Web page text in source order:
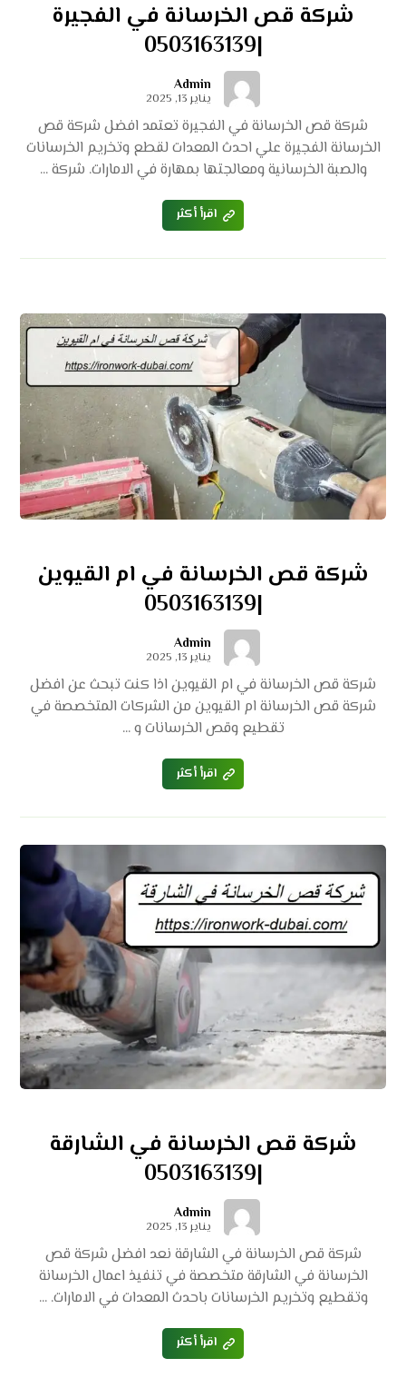
شركة قص الخرسانة في الفجيرة
|0503163139
Admin
يناير 13, 2025
شركة قص الخرسانة في الفجيرة تعتمد افضل شركة قص
الخرسانة الفجيرة علي احدث المعدات لقطع وتخريم الخرسانات
والصبة الخرسانية ومعالجتها بمهارة في الامارات. شركة ...
اقرأ أكثر
شركة قص الخرسانة في ام القيوين
|0503163139
Admin
يناير 13, 2025
شركة قص الخرسانة في ام القيوين اذا كنت تبحث عن افضل
شركة قص الخرسانة ام القيوين من الشركات المتخصصة في
تقطيع وقص الخرسانات و ...
اقرأ أكثر
شركة قص الخرسانة في الشارقة
|0503163139
Admin
يناير 13, 2025
شركة قص الخرسانة في الشارقة نعد افضل شركة قص
الخرسانة في الشارقة متخصصة في تنفيذ اعمال الخرسانة
وتقطيع وتخريم الخرسانات باحدث المعدات في الامارات. ...
اقرأ أكثر